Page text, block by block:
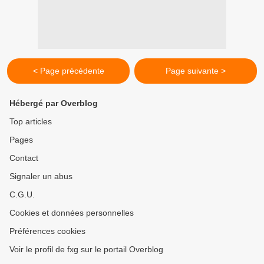
< Page précédente Page suivante >
Hébergé par Overblog
Top articles
Pages
Contact
Signaler un abus
C.G.U.
Cookies et données personnelles
Préférences cookies
Voir le profil de fxg sur le portail Overblog